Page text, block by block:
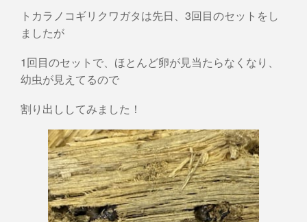
トカラノコギリクワガタは先日、3回目のセットをし
ましたが
1回目のセットで、ほとんど卵が見当たらなくなり、
幼虫が見えてるので
割り出ししてみました！